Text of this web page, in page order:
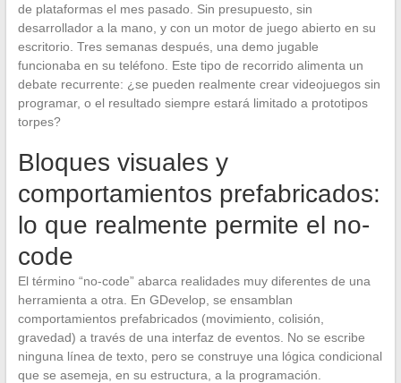
de plataformas el mes pasado. Sin presupuesto, sin
desarrollador a la mano, y con un motor de juego abierto en su
escritorio. Tres semanas después, una demo jugable
funcionaba en su teléfono. Este tipo de recorrido alimenta un
debate recurrente: ¿se pueden realmente crear videojuegos sin
programar, o el resultado siempre estará limitado a prototipos
torpes?
Bloques visuales y
comportamientos prefabricados:
lo que realmente permite el no-
code
El término “no-code” abarca realidades muy diferentes de una
herramienta a otra. En GDevelop, se ensamblan
comportamientos prefabricados (movimiento, colisión,
gravedad) a través de una interfaz de eventos. No se escribe
ninguna línea de texto, pero se construye una lógica condicional
que se asemeja, en su estructura, a la programación.